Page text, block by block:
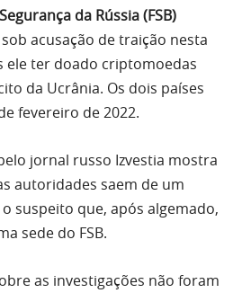
da Rússia (FSB)
acusação de traição nesta
ele ter doado criptomoedas
da Ucrânia. Os dois países
fevereiro de 2022.
jornal russo Izvestia mostra
autoridades saem de um
suspeito que, após algemado,
sede do FSB.
as investigações não foram